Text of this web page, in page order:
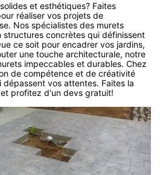
et esthétiques? Faites
réaliser vos projets de
Nos spécialistes des murets
structures concrètes qui définissent
ce soit pour encadrer vos jardins,
une touche architecturale, notre
impeccables et durables. Chez
de compétence et de créativité
vos attentes. Faites la
profitez d'un devs gratuit!